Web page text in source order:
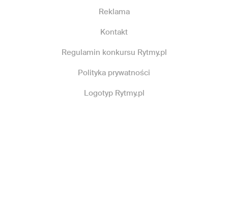
Reklama
Kontakt
Regulamin konkursu Rytmy.pl
Polityka prywatności
Logotyp Rytmy.pl